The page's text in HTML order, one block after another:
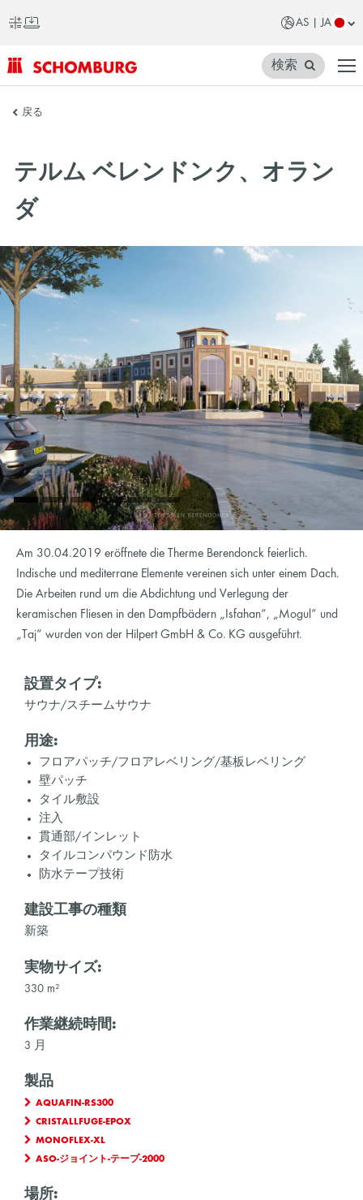
AS | JA
SCHOMBURG
ジ
ア
検索
戻る
テルム ベレンドンク、オラン
ダ
Am 30.04.2019 eröffnete die Therme Berendonck feierlich.
Indische und mediterrane Elemente vereinen sich unter einem Dach.
Die Arbeiten rund um die Abdichtung und Verlegung der
keramischen Fliesen in den Dampfbädern „Isfahan“, „Mogul“ und
„Taj“ wurden von der Hilpert GmbH & Co. KG ausgeführt.
設置タイプ:
サウナ/スチームサウナ
用途:
フロアパッチ/フロアレベリング/基板レベリング
壁パッチ
タイル敷設
注入
貫通部/インレット
タイルコンパウンド防水
防水テープ技術
建設工事の種類
新築
実物サイズ:
330 m²
作業継続時間:
3 月
製品
AQUAFIN-RS300
CRISTALLFUGE-EPOX
MONOFLEX-XL
ASO-ジョイント-テープ-2000
場所: